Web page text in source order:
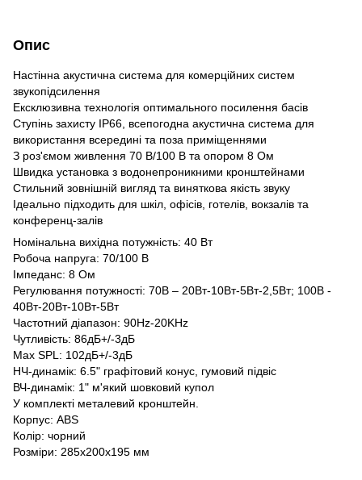
Опис
Настінна акустична система для комерційних систем
звукопідсилення
Ексклюзивна технологія оптимального посилення басів
Ступінь захисту IP66, всепогодна акустична система для
використання всередині та поза приміщеннями
З роз'ємом живлення 70 В/100 В та опором 8 Ом
Швидка установка з водонепроникними кронштейнами
Стильний зовнішній вигляд та виняткова якість звуку
Ідеально підходить для шкіл, офісів, готелів, вокзалів та
конференц-залів
Номінальна вихідна потужність: 40 Вт
Робоча напруга: 70/100 В
Імпеданс: 8 Ом
Регулювання потужності: 70В – 20Вт-10Вт-5Вт-2,5Вт; 100В -
40Вт-20Вт-10Вт-5Вт
Частотний діапазон: 90Hz-20KHz
Чутливість: 86дБ+/-3дБ
Max SPL: 102дБ+/-3дБ
НЧ-динамік: 6.5" графітовий конус, гумовий підвіс
ВЧ-динамік: 1" м'який шовковий купол
У комплекті металевий кронштейн.
Корпус: ABS
Колір: чорний
Розміри: 285x200x195 мм